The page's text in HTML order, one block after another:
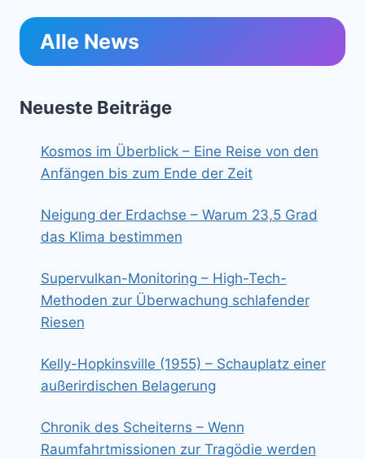
Alle News
Neueste Beiträge
Kosmos im Überblick – Eine Reise von den
Anfängen bis zum Ende der Zeit
Neigung der Erdachse – Warum 23,5 Grad
das Klima bestimmen
Supervulkan-Monitoring – High-Tech-
Methoden zur Überwachung schlafender
Riesen
Kelly-Hopkinsville (1955) – Schauplatz einer
außerirdischen Belagerung
Chronik des Scheiterns – Wenn
Raumfahrtmissionen zur Tragödie werden